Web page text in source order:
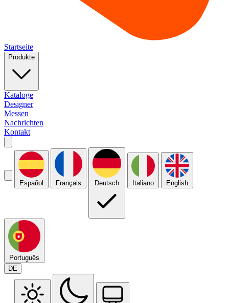
Startseite
Produkte
Kataloge
Designer
Messen
Nachrichten
Kontakt
Español Français Deutsch Italiano English
Português
DE